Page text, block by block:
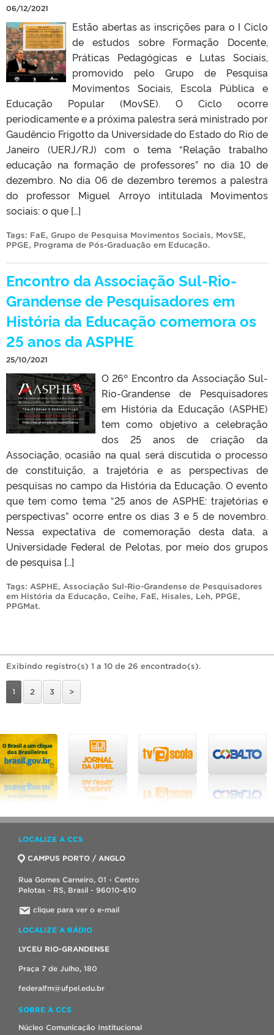
06/12/2021
Estão abertas as inscrições para o I Ciclo
de estudos sobre Formação Docente,
Práticas Pedagógicas e Lutas Sociais,
promovido pelo Grupo de Pesquisa
Movimentos Sociais, Escola Pública e
Educação Popular (MovSE). O Ciclo ocorre
periodicamente e a próxima palestra será ministrado por
Gaudêncio Frigotto da Universidade do Estado do Rio de
Janeiro (UERJ/RJ) com o tema “Relação trabalho
educação na formação de professores” no dia 10 de
dezembro. No dia 06 de dezembro teremos a palestra
do professor Miguel Arroyo intitulada Movimentos
sociais: o que […]
Tags: FaE, Grupo de Pesquisa Movimentos Sociais, MovSE,
PPGE, Programa de Pós-Graduação em Educação.
Encontro da Associação Sul-Rio-
Grandense de Pesquisadores em
História da Educação comemora os
25 anos da ASPHE
25/10/2021
O 26º Encontro da Associação Sul-
Rio-Grandense de Pesquisadores
em História da Educação (ASPHE)
tem como objetivo a celebração
dos 25 anos de criação da
Associação, ocasião na qual será discutida o processo
de constituição, a trajetória e as perspectivas de
pesquisas no campo da História da Educação. O evento
que tem como tema “25 anos de ASPHE: trajetórias e
perspectivas” ocorre entre os dias 3 e 5 de novembro.
Nessa expectativa de comemoração desta data, a
Universidade Federal de Pelotas, por meio dos grupos
de pesquisa […]
Tags: ASPHE, Associação Sul-Rio-Grandense de Pesquisadores
em História da Educação, Ceihe, FaE, Hisales, Leh, PPGE,
PPGMat.
Exibindo registro(s) 1 a 10 de 26 encontrado(s).
1 2 3 >
LOCALIZE A CCS
CAMPUS PORTO / ANGLO
Rua Gomes Carneiro, 01 - Centro
Pelotas - RS, Brasil - 96010-610
clique para ver o e-mail
LOCALIZE A RÁDIO
LYCEU RIO-GRANDENSE
Praça 7 de Julho, 180
federalfm@ufpel.edu.br
SOBRE A CCS
Núcleo Comunicação Institucional